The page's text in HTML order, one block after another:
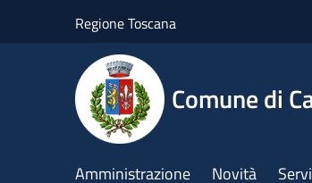
Regione Toscana
Comune di
Amministrazione Novità